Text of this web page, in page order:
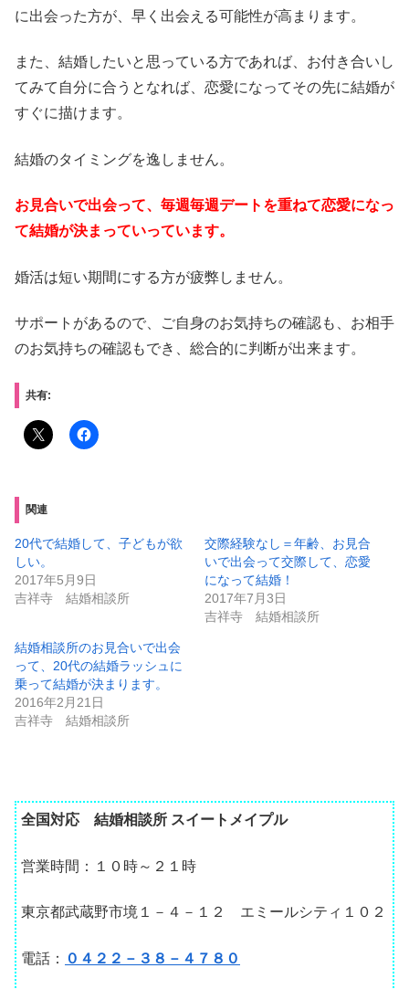
に出会った方が、早く出会える可能性が高まります。
また、結婚したいと思っている方であれば、お付き合いし
てみて自分に合うとなれば、恋愛になってその先に結婚が
すぐに描けます。
結婚のタイミングを逸しません。
お見合いで出会って、毎週毎週デートを重ねて恋愛になっ
て結婚が決まっていっています。
婚活は短い期間にする方が疲弊しません。
サポートがあるので、ご自身のお気持ちの確認も、お相手
のお気持ちの確認もでき、総合的に判断が出来ます。
共有:
関連
20代で結婚して、子どもが欲
しい。
2017年5月9日
吉祥寺 結婚相談所
交際経験なし＝年齢、お見合
いで出会って交際して、恋愛
になって結婚！
2017年7月3日
吉祥寺 結婚相談所
結婚相談所のお見合いで出会
って、20代の結婚ラッシュに
乗って結婚が決まります。
2016年2月21日
吉祥寺 結婚相談所
全国対応 結婚相談所 スイートメイプル
営業時間：１０時～２１時
東京都武蔵野市境１－４－１２ エミールシティ１０２
電話： ０４２２－３８－４７８０